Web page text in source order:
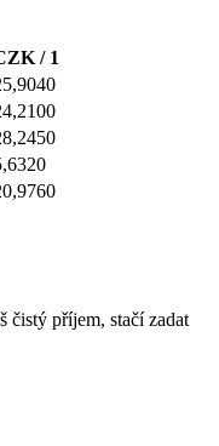
/ 1
čistý příjem, stačí zadat